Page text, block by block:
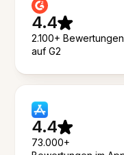
4.4
2.100+ Bewertungen
auf G2
4.4
73.000+